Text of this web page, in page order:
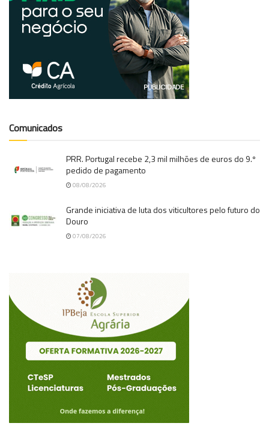
Comunicados
PRR. Portugal recebe 2,3 mil milhões de euros do 9.º
pedido de pagamento
08/08/2026
Grande iniciativa de luta dos viticultores pelo futuro do
Douro
07/08/2026